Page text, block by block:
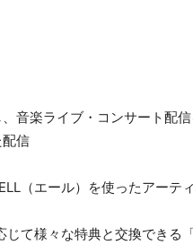
音楽ライブ・コンサート配
配信
（エール）を使ったアーテ
じて様々な特典と交換できる